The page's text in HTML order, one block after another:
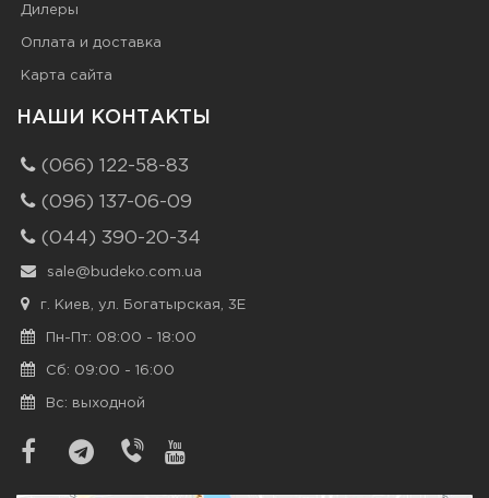
Дилеры
Оплата и доставка
Карта сайта
НАШИ КОНТАКТЫ
(066) 122-58-83
(096) 137-06-09
(044) 390-20-34
sale@budeko.com.ua
г. Киев, ул. Богатырская, 3Е
Пн-Пт: 08:00 - 18:00
Сб: 09:00 - 16:00
Вс: выходной